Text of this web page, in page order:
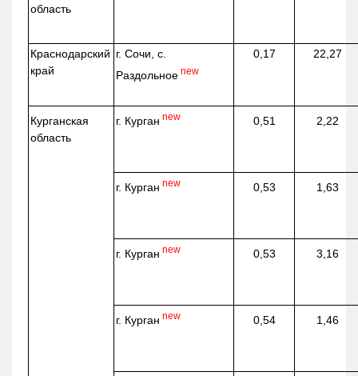
область
Краснодарский
край
г. Сочи, с.
Раздольное new
0,17 22,27
Курганская
область
г. Курган new 0,51 2,22
г. Курган new 0,53 1,63
г. Курган new 0,53 3,16
г. Курган new 0,54 1,46